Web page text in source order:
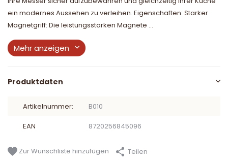
ein modernes Aussehen zu verleihen. Eigenschaften: Starker
Magnetgriff: Die leistungsstarken Magnete ...
Mehr anzeigen
Produktdaten
Artikelnummer: B010
EAN 8720256845096
Zur Wunschliste hinzufügen Teilen